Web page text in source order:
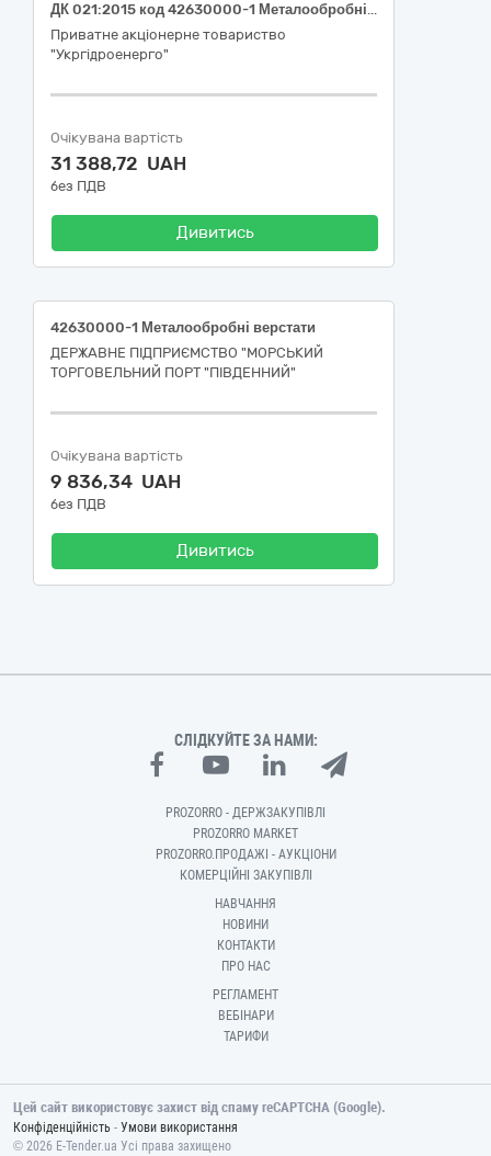
ДК 021:2015 код 42630000-1 Металообробні верстати (Верстат для філії "Дніпровська ГЕС" ПрАТ "Укргідроенерго")
Приватне акціонерне товариство
"Укргідроенерго"
Очікувана вартість
31 388,72 UAH
без ПДВ
Дивитись
42630000-1 Металообробні верстати
ДЕРЖАВНЕ ПІДПРИЄМСТВО "МОРСЬКИЙ
ТОРГОВЕЛЬНИЙ ПОРТ "ПІВДЕННИЙ"
Очікувана вартість
9 836,34 UAH
без ПДВ
Дивитись
СЛІДКУЙТЕ ЗА НАМИ:
PROZORRO - ДЕРЖЗАКУПІВЛІ
PROZORRO MARKET
PROZORRO.ПРОДАЖІ - АУКЦІОНИ
КОМЕРЦІЙНІ ЗАКУПІВЛІ
НАВЧАННЯ
НОВИНИ
КОНТАКТИ
ПРО НАС
РЕГЛАМЕНТ
ВЕБІНАРИ
ТАРИФИ
Цей сайт використовує захист від спаму reCAPTCHA (Google).
Конфіденційність - Умови використання
© 2026 E-Tender.ua Усі права захищено